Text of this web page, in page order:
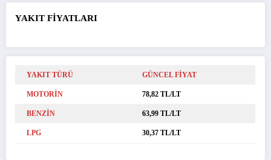
YAKIT FİYATLARI
YAKIT TÜRÜ GÜNCEL FİYAT
MOTORİN 78,82 TL/LT
BENZİN 63,99 TL/LT
LPG 30,37 TL/LT